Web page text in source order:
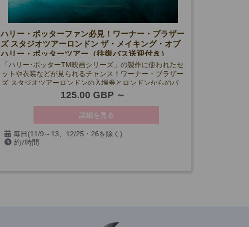
ハリー・ポッターファン必見！ワーナー・ブラザー
ズ スタジオツアーロンドン ザ・メイキング・オブ
ハリー・ポッターツアー（往復バス送迎付き）
「ハリー･ポッターTM映画シリーズ」の製作に使われたセ
ットや衣装などが見られるチャンス！ワーナー・ブラザー
ズ スタジオツアーロンドンの入場券とロンドンからのバ
ス送迎がセットのパッケージです♪
125.00 GBP
詳細を見る
毎日(11/9～13、12/25・26を除く)
*1月以降未定
約7時間